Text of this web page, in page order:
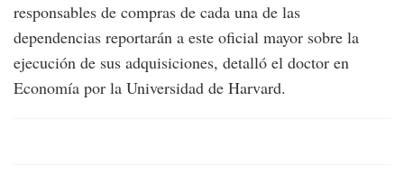
responsables de compras de cada una de las
dependencias reportarán a este oficial mayor sobre la
ejecución de sus adquisiciones, detalló el doctor en
Economía por la Universidad de Harvard.